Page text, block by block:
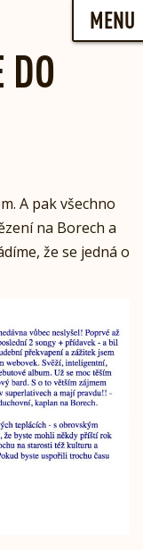
MENU
A pak všechno
na Borech a
že se jedná o